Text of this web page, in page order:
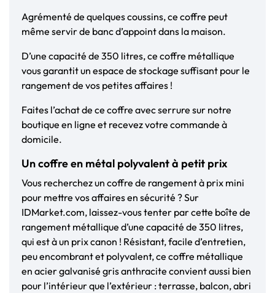
Agrémenté de quelques coussins, ce coffre peut
même servir de banc d’appoint dans la maison.
D’une capacité de 350 litres, ce coffre métallique
vous garantit un espace de stockage suffisant pour le
rangement de vos petites affaires !
Faites l’achat de ce coffre avec serrure sur notre
boutique en ligne et recevez votre commande à
domicile.
Un coffre en métal polyvalent à petit prix
Vous recherchez un coffre de rangement à prix mini
pour mettre vos affaires en sécurité ? Sur
IDMarket.com, laissez-vous tenter par cette boîte de
rangement métallique d’une capacité de 350 litres,
qui est à un prix canon ! Résistant, facile d’entretien,
peu encombrant et polyvalent, ce coffre métallique
en acier galvanisé gris anthracite convient aussi bien
pour l’intérieur que l’extérieur : terrasse, balcon, abri